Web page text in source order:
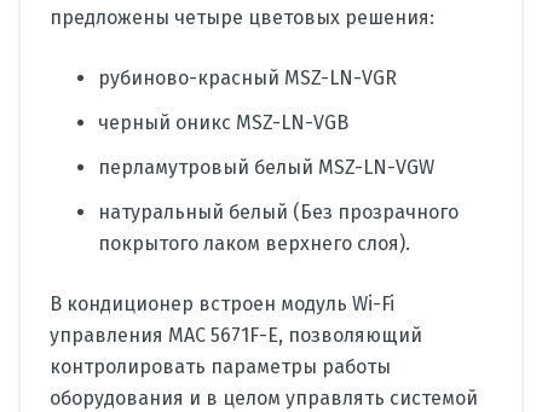
предложены четыре цветовых решения:
рубиново-красный MSZ-LN-VGR
черный оникс MSZ-LN-VGB
перламутровый белый MSZ-LN-VGW
натуральный белый (Без прозрачного
покрытого лаком верхнего слоя).
В кондиционер встроен модуль Wi-Fi
управления MAC 5671F-E, позволяющий
контролировать параметры работы
оборудования и в целом управлять системой